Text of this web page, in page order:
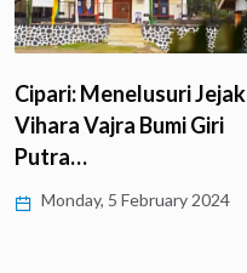
Cipari: Menelusuri Jejak
Vihara Vajra Bumi Giri
Putra…
Monday, 5 February 2024